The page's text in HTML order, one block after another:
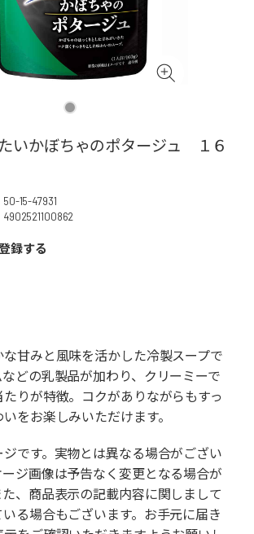
いかぼちゃのポタージュ １６
50-15-47931
4902521100862
録する
甘みと風味を活かした冷製スープで
どの乳製品が加わり、クリーミーで
りが特徴。コクがありながらもすっ
をお楽しみいただけます。
です。実物とは異なる場合がござい
ジ画像は予告なく変更となる場合が
た、商品表示の記載内容に関しまして
る場合もございます。お手元に届き